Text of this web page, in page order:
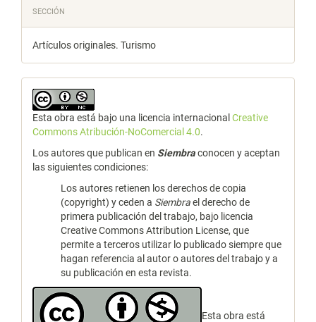
SECCIÓN
Artículos originales. Turismo
Esta obra está bajo una licencia internacionalCreative
Commons Atribución-NoComercial 4.0.
Los autores que publican en Siembraconocen y aceptan
las siguientes condiciones:
Los autores retienen los derechos de copia
(copyright) y ceden a Siembrael derecho de
primera publicación del trabajo, bajo licencia
Creative Commons Attribution License, que
permite a terceros utilizar lo publicado siempre que
hagan referencia al autor o autores del trabajo y a
su publicación en esta revista.
Esta obra está